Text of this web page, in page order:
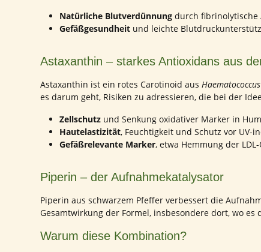
Natürliche Blutverdünnungdurch fibrinolytische
Gefäßgesundheitund leichte
Astaxanthin – starkes Antioxidans aus
Astaxanthin ist ein rotes Carotinoid aus
es darum geht, Risiken zu adressieren, die bei der
Zellschutzund Senkung oxidativer Marker in
Hautelastizität, Feuchtigkeit und Schutz vor UV-
Gefäßrelevante Marker, etwa Hemmung der
Piperin – der Aufnahmekatalysator
Piperin aus schwarzem Pfeffer verbessert die
Gesamtwirkung der Formel, insbesondere dort, wo es
Warum diese Kombination?